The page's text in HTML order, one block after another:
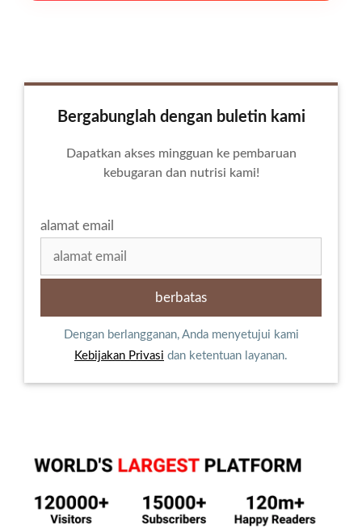
Bergabunglah dengan buletin kami
Dapatkan akses mingguan ke pembaruan
kebugaran dan nutrisi kami!
alamat email
Dengan berlangganan, Anda menyetujui kami
Kebijakan Privasi dan ketentuan layanan.